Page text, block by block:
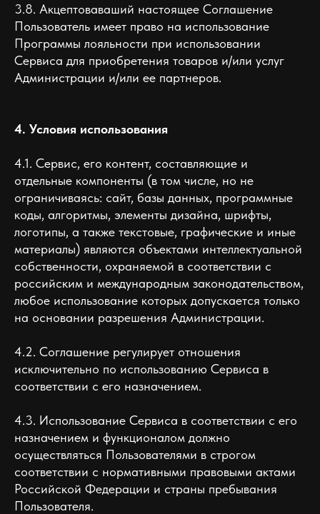
3.8. Акцептоваваший настоящее Соглашение
Пользователь имеет право на использование
Программы лояльности при использовании
Сервиса для приобретения товаров и/или услуг
Администрации и/или ее партнеров.
4. Условия использования
4.1. Сервис, его контент, составляющие и
отдельные компоненты (в том числе, но не
ограничиваясь: сайт, базы данных, программные
коды, алгоритмы, элементы дизайна, шрифты,
логотипы, а также текстовые, графические и иные
материалы) являются объектами интеллектуальной
собственности, охраняемой в соответствии с
российским и международным законодательством,
любое использование которых допускается только
на основании разрешения Администрации.
4.2. Соглашение регулирует отношения
исключительно по использованию Сервиса в
соответствии с его назначением.
4.3. Использование Сервиса в соответствии с его
назначением и функционалом должно
осуществляться Пользователями в строгом
соответствии с нормативными правовыми актами
Российской Федерации и страны пребывания
Пользователя.